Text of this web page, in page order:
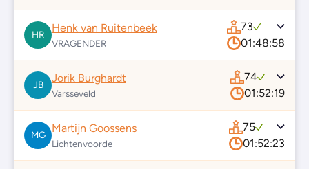
HR
Henk van Ruitenbeek
VRAGENDER
73
01:48:58
JB
Jorik Burghardt
Varsseveld
74
01:52:19
MG
Martijn Goossens
Lichtenvoorde
75
01:52:23